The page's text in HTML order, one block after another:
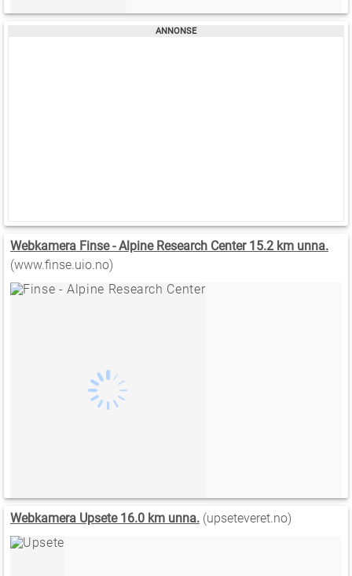
Webkamera Finse - Alpine Research Center 15.2 km unna.
(www.finse.uio.no)
Webkamera Upsete 16.0 km unna. (upseteveret.no)